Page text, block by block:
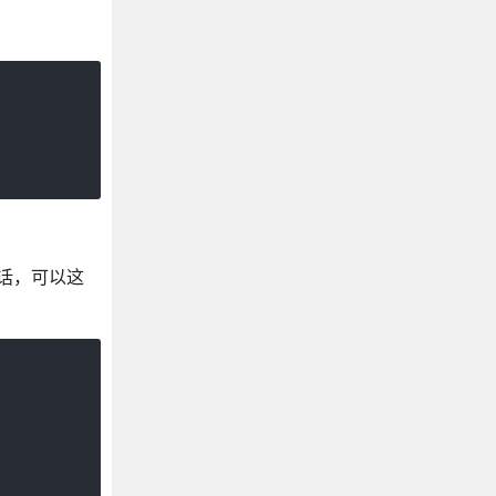
，可以这